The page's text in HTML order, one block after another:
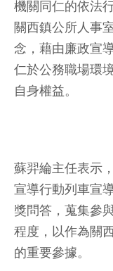
機關同仁的依法
關西鎮公所人事
念，藉由廉政宣
仁於公務職場環
自身權益。
蘇羿綸主任表示
宣導行動列車宣
獎問答，蒐集參
程度，以作為關
的重要參據。